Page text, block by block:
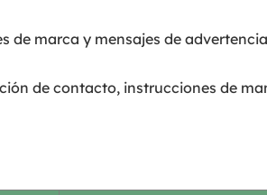
de marca y mensajes de
de contacto, instrucciones de